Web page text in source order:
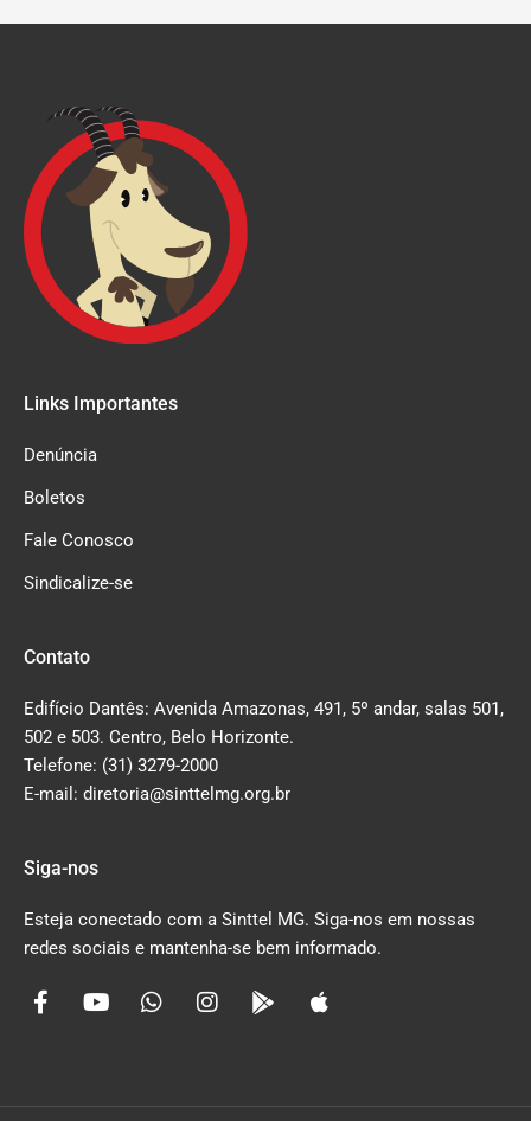
Links Importantes
Denúncia
Boletos
Fale Conosco
Sindicalize-se
Contato
Edifício Dantês: Avenida Amazonas, 491, 5º andar, salas 501,
502 e 503. Centro, Belo Horizonte.
Telefone: (31) 3279-2000
E-mail: diretoria@sinttelmg.org.br
Siga-nos
Esteja conectado com a Sinttel MG. Siga-nos em nossas
redes sociais e mantenha-se bem informado.